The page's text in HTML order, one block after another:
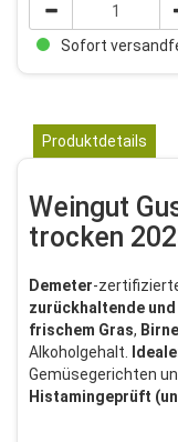
Sofort
Produktdetails
Weingut
trocken
Demeter-
zurückhaltende
frischem Gras, Birne
Alkoholgehalt.
Gemüsegerichten
Histamingeprüft